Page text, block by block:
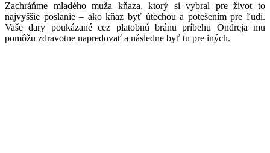
Zachráňme mladého muža kňaza, ktorý si vybral pre život to
najvyššie poslanie – ako kňaz byť útechou a potešením pre ľudí.
Vaše dary poukázané cez platobnú bránu príbehu Ondreja mu
pomôžu zdravotne napredovať a následne byť tu pre iných.